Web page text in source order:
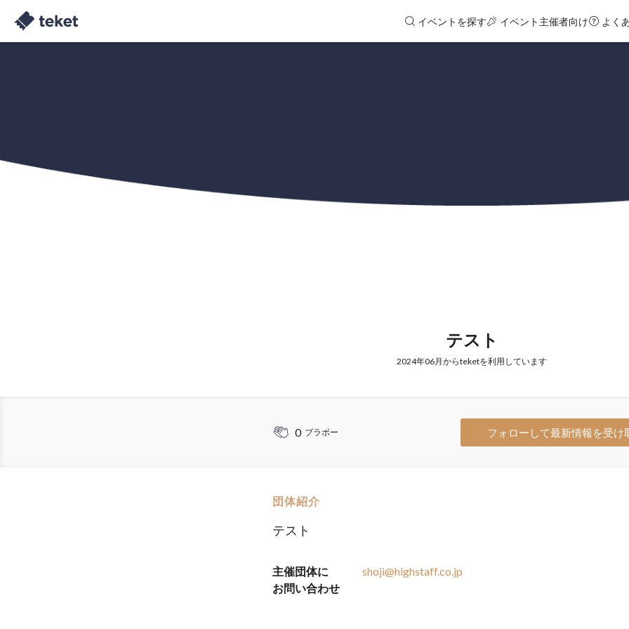
イベントを探す イベント主催者向け よく
テスト
2024年06月からteketを利用しています
0 ブラボー フォローして最新情報を受け
団体紹介
テスト
主催団体に
お問い合わせ
shoji@highstaff.co.jp